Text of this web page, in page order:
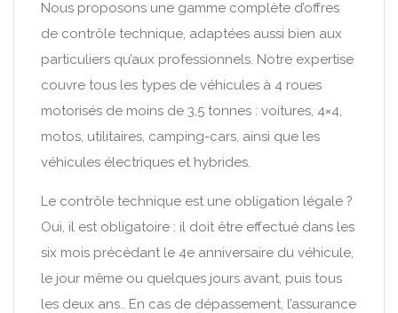
Nous proposons une gamme complète d’offres
de contrôle technique, adaptées aussi bien aux
particuliers qu’aux professionnels. Notre expertise
couvre tous les types de véhicules à 4 roues
motorisés de moins de 3,5 tonnes : voitures, 4×4,
motos, utilitaires, camping-cars, ainsi que les
véhicules électriques et hybrides.
Le contrôle technique est une obligation légale ?
Oui, il est obligatoire : il doit être effectué dans les
six mois précédant le 4e anniversaire du véhicule,
le jour même ou quelques jours avant, puis tous
les deux ans.. En cas de dépassement, l’assurance